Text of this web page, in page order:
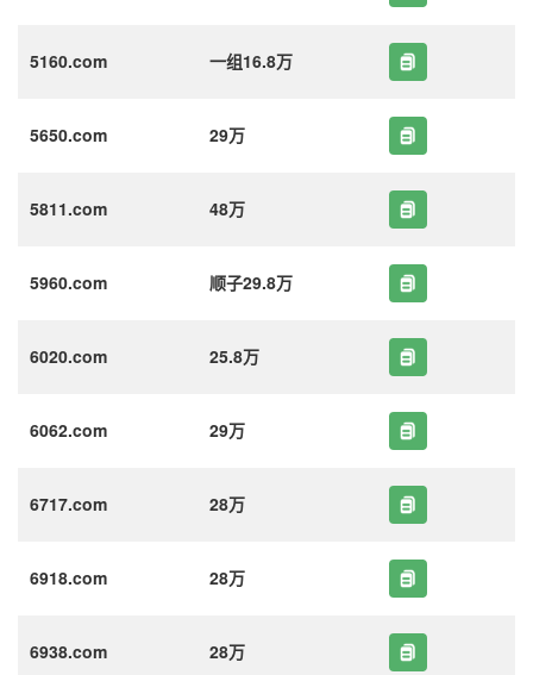
5160.com 一组16.8万
5650.com 29万
5811.com 48万
5960.com 顺子29.8万
6020.com 25.8万
6062.com 29万
6717.com 28万
6918.com 28万
6938.com 28万